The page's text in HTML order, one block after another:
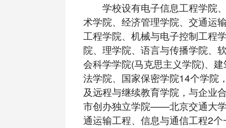
学校设有电子信息工程学院
术学院、经济管理学院、交通运
工程学院、机械与电子控制工程
院、理学院、语言与传播学院、
会科学学院(马克思主义学院)、
法学院、国家保密学院14个学院
及远程与继续教育学院，与企业
市创办独立学院——北京交通大
通运输工程、信息与通信工程2